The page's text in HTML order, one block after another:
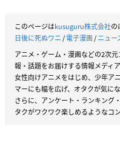
このページはkusuguru株式会社の
日後に死ぬワニ/電子漫画/ニュー
アニメ・ゲーム・漫画などの2次
報・話題をお届けする情報メディ
女性向けアニメをはじめ、少年ア
マーにも幅を広げ、オタクが気に
さらに、アンケート・ランキング
タクがワクワク楽しめるようなコ